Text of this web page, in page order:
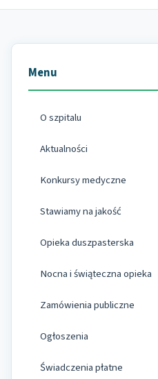
Menu
O szpitalu
Aktualności
Konkursy medyczne
Stawiamy na jakość
Opieka duszpasterska
Nocna i świąteczna opieka
Zamówienia publiczne
Ogłoszenia
Świadczenia płatne